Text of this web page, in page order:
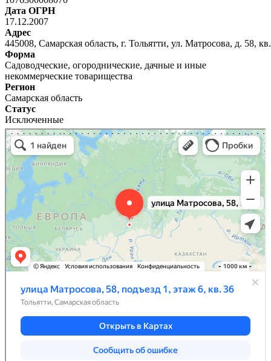
Дата ОГРН
17.12.2007
Адрес
445008, Самарская область, г. Тольятти, ул. Матросова, д. 58,
Форма
Садоводческие, огороднические, дачные и иные
некоммерческие товарищества
Регион
Самарская область
Статус
Исключенные